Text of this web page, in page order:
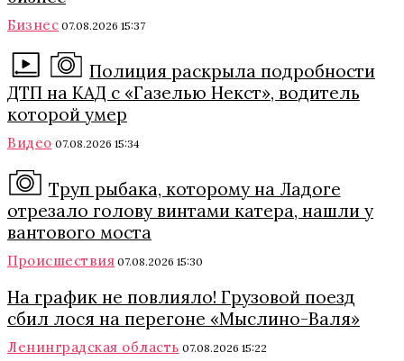
Бизнес 07.08.2026 15:37
Полиция раскрыла подробности
ДТП на КАД с «Газелью Некст», водитель
которой умер
Видео 07.08.2026 15:34
Труп рыбака, которому на Ладоге
отрезало голову винтами катера, нашли у
вантового моста
Происшествия 07.08.2026 15:30
На график не повлияло! Грузовой поезд
сбил лося на перегоне «Мыслино-Валя»
Ленинградская область 07.08.2026 15:22